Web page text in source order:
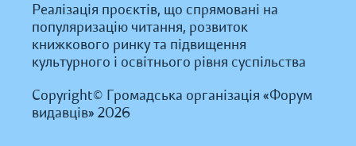
Реалізація проєктів, що спрямовані на
популяризацію читання, розвиток
книжкового ринку та підвищення
культурного і освітнього рівня суспільства
Copyright© Громадська організація «Форум
видавців» 2026